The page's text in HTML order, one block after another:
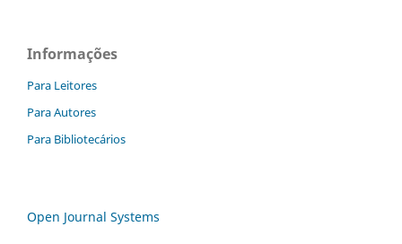
Informações
Para Leitores
Para Autores
Para Bibliotecários
Open Journal Systems